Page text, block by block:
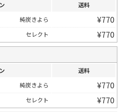
送料
純炭きよら
¥770
セレクト ¥770
送料
純炭きよら
¥770
セレクト ¥770